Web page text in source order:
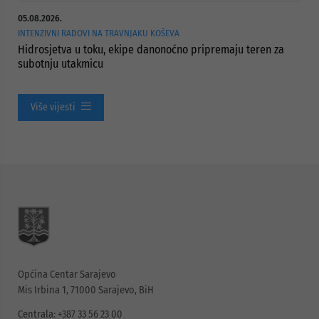
05.08.2026.
INTENZIVNI RADOVI NA TRAVNJAKU KOŠEVA
Hidrosjetva u toku, ekipe danonoćno pripremaju teren za
subotnju utakmicu
Više vijesti
Općina Centar Sarajevo
Mis Irbina 1, 71000 Sarajevo, BiH
Centrala: +387 33 56 23 00